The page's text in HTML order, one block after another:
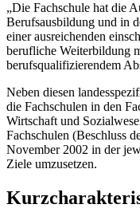
„Die Fachschule hat die
Berufsausbildung und in
einer ausreichenden
berufliche Weiterbildung
berufsqualifizierendem
Neben diesen
die Fachschulen in den
Wirtschaft und
Fachschulen (Beschluss
November 2002 in der
Ziele umzusetzen.